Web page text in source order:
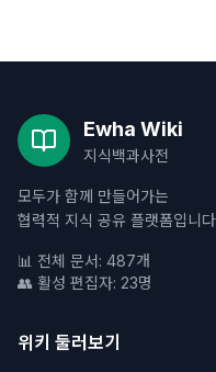
Ewha Wiki
지식백과사전
모두가 함께 만들어가는
협력적 지식 공유 플랫폼입니
📊 전체 문서: 487개
👥 활성 편집자: 23명
위키 둘러보기